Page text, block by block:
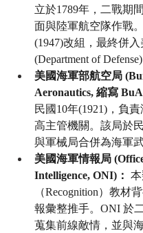
立於1789年，二戰期
面與陸軍航空隊作戰
(1947)改組，最終併
(Department of Defense)
美國海軍部航空局
Aeronautics, 縮寫
民國10年(1921)，負
高主管機關。該局於
與軍械局合併為海軍武
美國海軍情報局
Intelligence, ONI)：
（Recognition）教材
報彙整推手。ONI 於
蒐集前線敵情，並與